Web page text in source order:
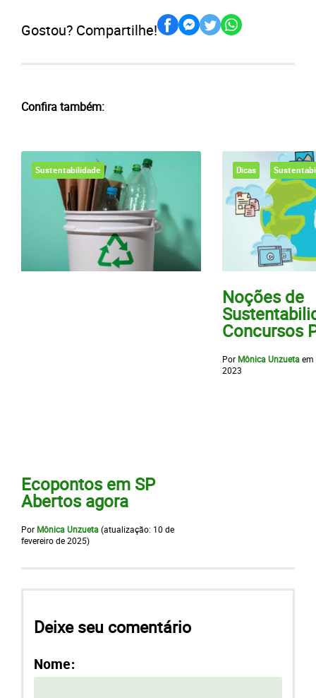
Gostou? Compartilhe!
Confira também:
Sustentabilidade
Ecopontos em SP
Abertos agora
Por Mônica Unzueta(atualização: 10 de
fevereiro de 2025)
Dicas
Noções de
Concursos
Por Mônica Unzuetaem
2023
Deixe seu comentário
Nome: